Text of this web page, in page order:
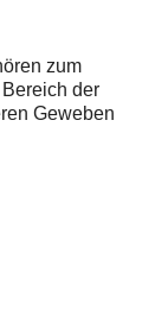
zum
der
Geweben